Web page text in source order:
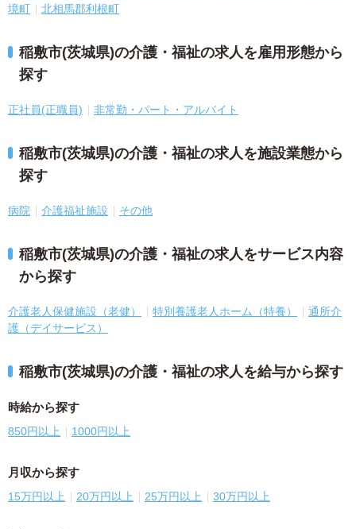
境町
北相馬郡利根町
稲敷市(茨城県)の介護・福祉の求人を雇用形態から
探す
正社員(正職員) 非常勤・パート・アルバイト
稲敷市(茨城県)の介護・福祉の求人を施設業態から
探す
病院 介護福祉施設 その他
稲敷市(茨城県)の介護・福祉の求人をサービス内容
から探す
介護老人保健施設（老健） 特別養護老人ホーム（特養）
通所介
護（デイサービス）
稲敷市(茨城県)の介護・福祉の求人を給与から探す
時給から探す
850円以上 1000円以上
月収から探す
15万円以上 20万円以上 25万円以上 30万円以上